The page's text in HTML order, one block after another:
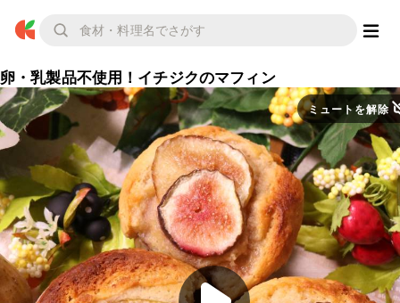
卵・乳製品不使用！イチジクのマフィン
ミュートを解除